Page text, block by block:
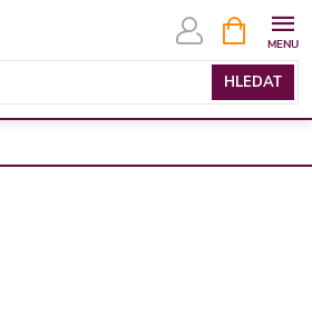
HLEDAT
NÁKUPNÍ
KOŠÍK